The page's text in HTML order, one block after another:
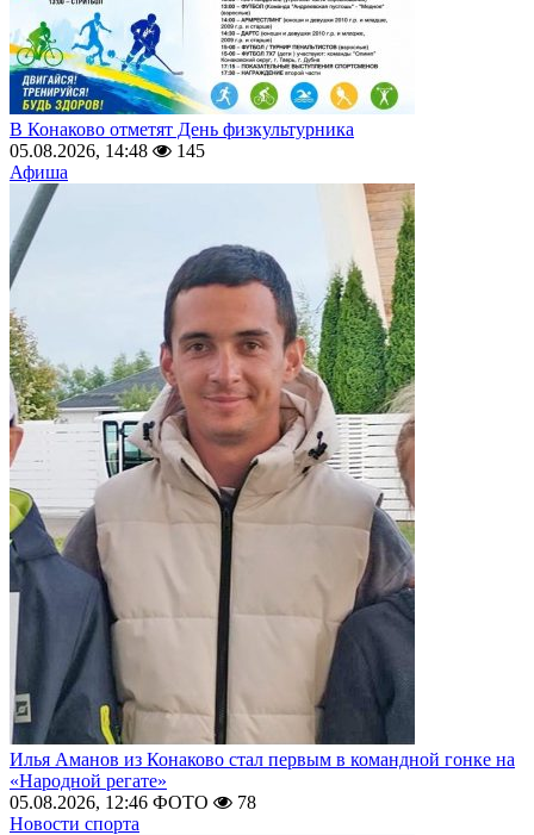
В Конаково отметят День физкультурника
05.08.2026, 14:48
145
Афиша
Илья Аманов из Конаково стал первым в командной гонке на
«Народной регате»
05.08.2026, 12:46 ФОТО
78
Новости спорта